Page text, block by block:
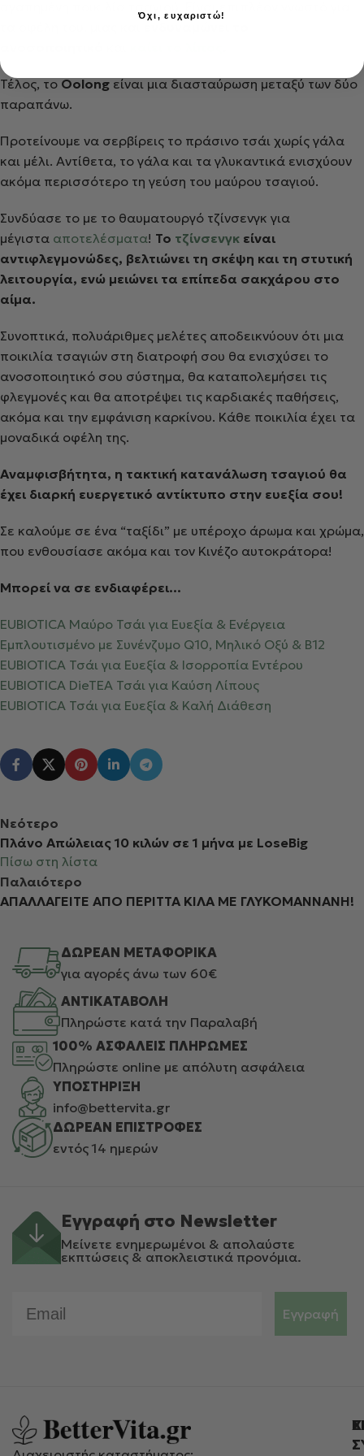
αγαπημένη ποικιλία τσαγιού. Είναι επιπλέον γνωστό για
Τέλος, το Oolong είναι μια διασταύρωση μεταξύ των δύο
παραπάνω.
Προτείνουμε να σερβίρεις το πράσινο τσάι χωρίς γάλα
και μέλι. Αντίθετα, το γάλα και τα γλυκαντικά ενισχύουν
ακόμα περισσότερο τη γεύση του μαύρου τσαγιού.
Συνδύασε το με το θαυματουργό τζίνσενγκ για
μέγιστα αποτελέσματα! To τζίνσενγκ είναι
αντιφλεγμονώδες, βελτιώνει τη σκέψη και τη στυτική
λειτουργία, ενώ μειώνει τα επίπεδα σακχάρου στο
αίμα.
Συνοπτικά, πολυάριθμες μελέτες αποδεικνύουν ότι μια
ποικιλία τσαγιών στη διατροφή σου θα ενισχύσει το
ανοσοποιητικό σου σύστημα, θα καταπολεμήσει τις
φλεγμονές και θα αποτρέψει τις καρδιακές παθήσεις,
ακόμα και την εμφάνιση καρκίνου. Κάθε ποικιλία έχει τα
μοναδικά οφέλη της.
Αναμφισβήτητα, η τακτική κατανάλωση τσαγιού θα
έχει διαρκή ευεργετικό αντίκτυπο στην ευεξία σου!
Σε καλούμε σε ένα “ταξίδι” με υπέροχο άρωμα και χρώμα,
που ενθουσίασε ακόμα και τον Κινέζο αυτοκράτορα!
Μπορεί να σε ενδιαφέρει…
EUBIOTICA Μαύρο Τσάι για Ευεξία & Ενέργεια
Εμπλουτισμένο με Συνένζυμο Q10, Μηλικό Οξύ & Β12
EUBIOTICA Τσάι για Ευεξία & Ισορροπία Εντέρου
EUBIOTICA DieTEA Τσάι για Καύση Λίπους
EUBIOTICA Τσάι για Ευεξία & Καλή Διάθεση
Νεότερο
Πλάνο Απώλειας 10 κιλών σε 1 μήνα με LoseBig
Πίσω στη λίστα
Παλαιότερο
ΑΠΑΛΛΑΓΕΙΤΕ ΑΠΟ ΠΕΡΙΤΤΑ ΚΙΛΑ ΜΕ ΓΛΥΚΟΜΑΝΝΑΝΗ!
ΔΩΡΕΑΝ ΜΕΤΑΦΟΡΙΚΑ
για αγορές άνω των 60€
ΑΝΤΙΚΑΤΑΒΟΛΗ
Πληρώστε κατά την Παραλαβή
100% ΑΣΦΑΛΕΙΣ ΠΛΗΡΩΜΕΣ
Πληρώστε online με απόλυτη ασφάλεια
ΥΠΟΣΤΗΡΙΞΗ
info@bettervita.gr
ΔΩΡΕΑΝ ΕΠΙΣΤΡΟΦΕΣ
εντός 14 ημερών
Εγγραφή στο Newsletter
Μείνετε ενημερωμένοι & απολαύστε
εκπτώσεις & αποκλειστικά προνόμια.
Εγγραφή
Όχι, ευχαριστώ!